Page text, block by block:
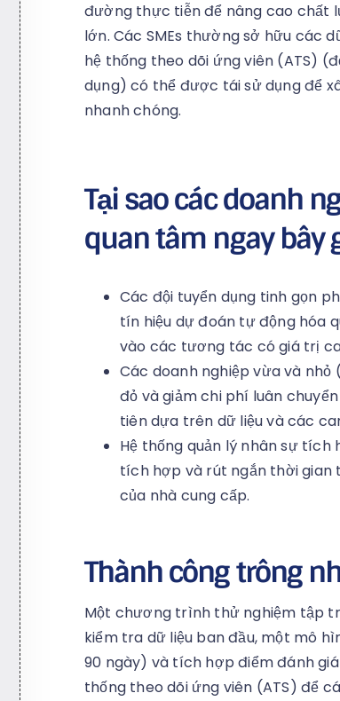
đường thực tiễn để nâng cao chất
lớn. Các SMEs thường sở hữu các
hệ thống theo dõi ứng viên (ATS)
dụng) có thể được tái sử dụng để
nhanh chóng.
Tại sao các doanh
quan tâm ngay bây
Các đội tuyển dụng tinh gọn
tín hiệu dự đoán tự động hóa
vào các tương tác có giá trị
Các doanh nghiệp vừa và
đỏ và giảm chi phí luân
tiên dựa trên dữ liệu và các
Hệ thống quản lý nhân sự tích
tích hợp và rút ngắn thời gian
của nhà cung cấp.
Thành công trông
Một chương trình thử nghiệm tập
kiểm tra dữ liệu ban đầu, một mô
90 ngày) và tích hợp điểm đánh
thống theo dõi ứng viên (ATS) để